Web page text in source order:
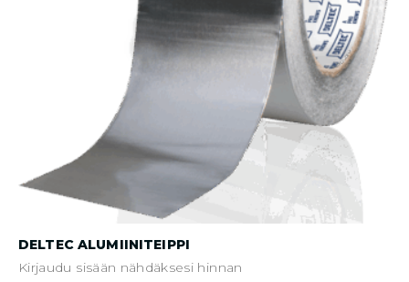
DELTEC ALUMIINITEIPPI
Kirjaudu sisään nähdäksesi hinnan